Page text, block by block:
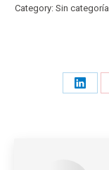
Category: Sin categoría
Share